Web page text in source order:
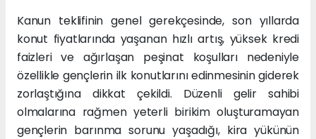
Kanun teklifinin genel gerekçesinde, son yıllarda
konut fiyatlarında yaşanan hızlı artış, yüksek kredi
faizleri ve ağırlaşan peşinat koşulları nedeniyle
özellikle gençlerin ilk konutlarını edinmesinin giderek
zorlaştığına dikkat çekildi. Düzenli gelir sahibi
olmalarına rağmen yeterli birikim oluşturamayan
gençlerin barınma sorunu yaşadığı, kira yükünün